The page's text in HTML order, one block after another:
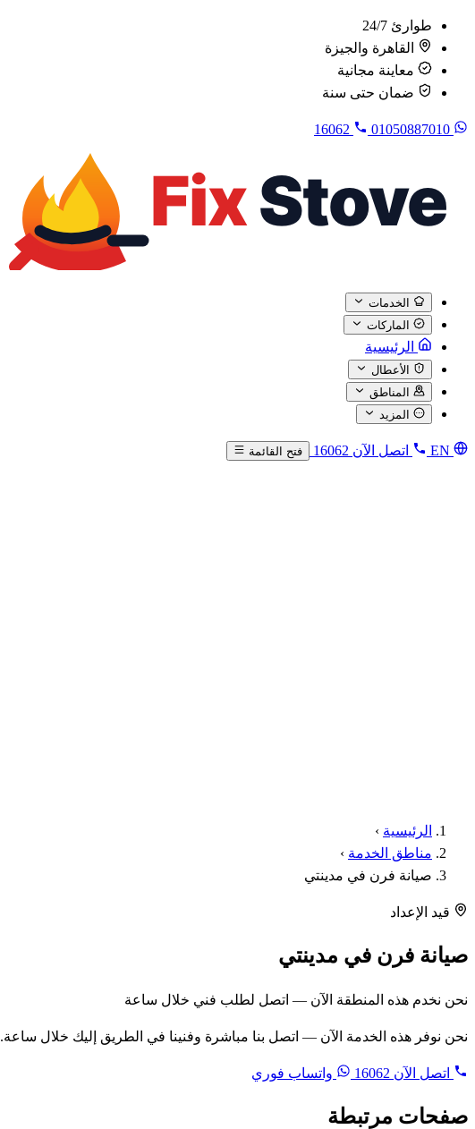
طوارئ 24/7
القاهرة والجيزة
معاينة مجانية
ضمان حتى سنة
01050887010
16062
الخدمات
الماركات
الرئيسية
الأعطال
المناطق
المزيد
EN اتصل الآن 16062 فتح القائمة
الرئيسية ›
مناطق الخدمة ›
صيانة فرن في مدينتي
قيد الإعداد
صيانة فرن في مدينتي
نحن نخدم هذه المنطقة الآن — اتصل لطلب فني خلال ساعة
نحن نوفر هذه الخدمة الآن — اتصل بنا مباشرة وفنينا في الطريق إليك خلال ساعة.
اتصل الآن 16062 واتساب فوري
صفحات مرتبطة